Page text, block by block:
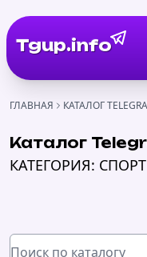
Tgup.info
ГЛАВНАЯ КАТАЛОГ
Каталог
КАТЕГОРИЯ: СПОРТ